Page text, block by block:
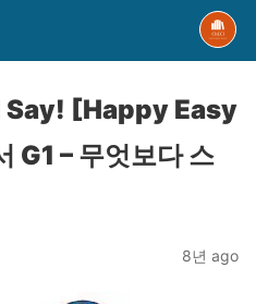
[Happy Easy
G1 – 무엇보다 스
8년 ago